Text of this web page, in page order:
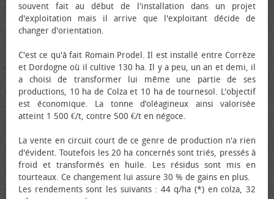
souvent fait au début de l'installation dans un projet
d'exploitation mais il arrive que l'exploitant décide de
changer d'orientation.
C'est ce qu'à fait Romain Prodel. Il est installé entre Corrèze
et Dordogne où il cultive 130 ha. Il y a peu, un an et demi, il
a choisi de transformer lui même une partie de ses
productions, 10 ha de Colza et 10 ha de tournesol. L'objectif
est économique. La tonne d’oléagineux ainsi valorisée
atteint 1 500 €/t, contre 500 €/t en négoce.
La vente en circuit court de ce genre de production n'a rien
d'évident. Toutefois les 20 ha concernés sont triés, pressés à
froid et transformés en huile. Les résidus sont mis en
tourteaux. Ce changement lui assure 30 % de gains en plus.
Les rendements sont les suivants : 44 q/ha (*) en colza, 32